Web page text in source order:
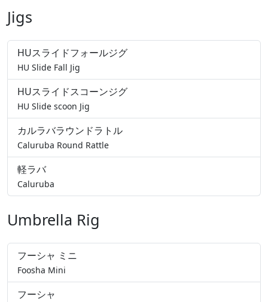
Jigs
HUスライドフォールジグ
HU Slide Fall Jig
HUスライドスコーンジグ
HU Slide scoon Jig
カルラバラウンドラトル
Caluruba Round Rattle
軽ラバ
Caluruba
Umbrella Rig
フーシャ ミニ
Foosha Mini
フーシャ